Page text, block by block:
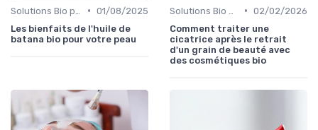
• 01/08/2025
Les bienfaits de l'huile de
batana bio pour votre peau
• 02/02/2026
Comment traiter une
cicatrice après le retrait
d'un grain de beauté avec
des cosmétiques bio